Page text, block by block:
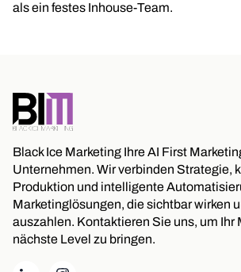
als ein festes Inhouse-Team.
Black Ice Marketing Ihre AI First
Unternehmen. Wir verbinden Strategie,
Produktion und intelligente
Marketinglösungen, die sichtbar wirken
auszahlen. Kontaktieren Sie uns, um Ihr
nächste Level zu bringen.